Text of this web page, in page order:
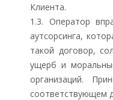
Клиента.
1.3. Оператор
аутсорсинга,
такой договор,
ущерб и
организаций.
соответствующем